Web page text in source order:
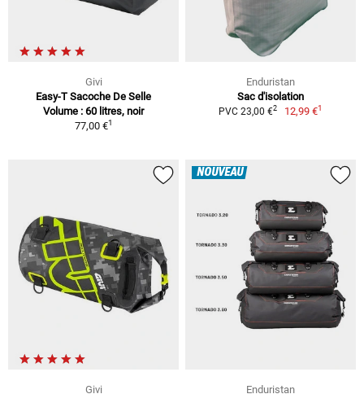
Givi
Easy-T Sacoche De Selle
Volume : 60 litres, noir
77,00 €1
Enduristan
Sac d'isolation
PVC 23,00 €2 12,99 €1
Givi
NOUVEAU
Enduristan